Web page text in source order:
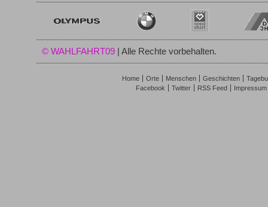
© WAHLFAHRT09 | Alle Rechte vorbehalten.
Home Orte Menschen Geschichten
Facebook
Twitter RSS Feed Impressum